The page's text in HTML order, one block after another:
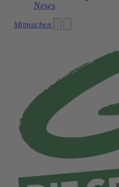
Kärnten
Niederösterreich
Steiermark
Tirol
Vorarlberg
Wien
Landtagsklub
Gemeinden
Netzwerk
News
Mitmachen